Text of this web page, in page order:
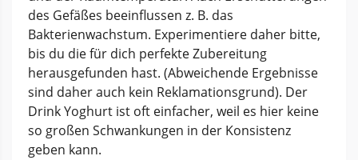
des Gefäßes beeinflussen z. B. das
Bakterienwachstum. Experimentiere daher bitte,
bis du die für dich perfekte Zubereitung
herausgefunden hast. (Abweichende Ergebnisse
sind daher auch kein Reklamationsgrund). Der
Drink Yoghurt ist oft einfacher, weil es hier keine
so großen Schwankungen in der Konsistenz
geben kann.